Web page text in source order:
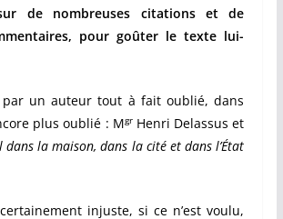
de nombreuses citations et de
pour goûter le texte lui-
par un auteur tout à fait oublié, dans
plus oublié : MgrHenri Delassus et
dans la maison, dans la cité et dans l’État
injuste, si ce n’est voulu,